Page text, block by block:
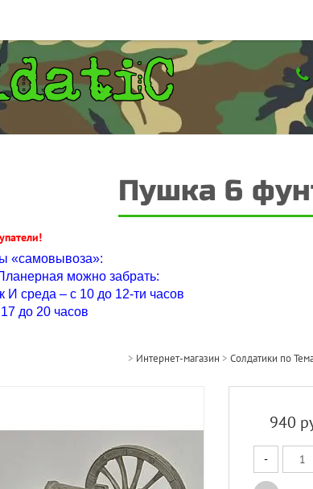
Пушка 6
«самовывоза»:
можно забрать:
И среда – с 10 до 12-ти часов
до 20 часов
> Интернет-магазин > Солдатики по
940
-